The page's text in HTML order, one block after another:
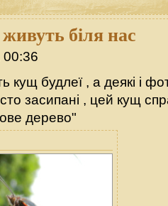
біля нас
00:36
кущ будлеї , а деякі і
засипані , цей кущ
дерево"